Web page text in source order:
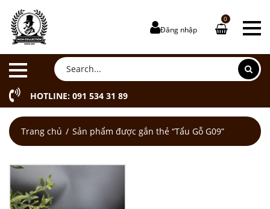
Đăng nhập
0
HOTLINE: 091 534 31 89
Trang chủ Sản phẩm được gắn thẻ “Tẩu Gỗ G09”